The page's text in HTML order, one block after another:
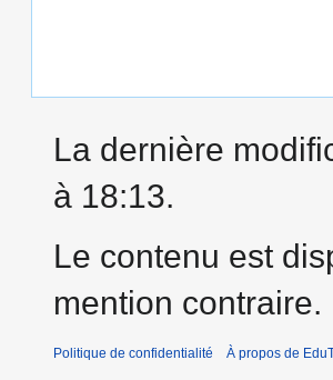
La dernière
à 18:13.
Le contenu est
mention contraire.
Politique de confidentialité À propos de